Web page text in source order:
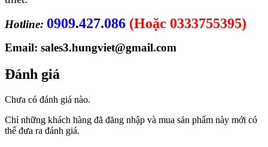
Hotline: 0909.427.086 (Hoặc 0333755395)
Email: sales3.hungviet@gmail.com
Đánh giá
Chưa có đánh giá nào.
Chỉ những khách hàng đã đăng nhập và mua sản phẩm này mới có
thể đưa ra đánh giá.